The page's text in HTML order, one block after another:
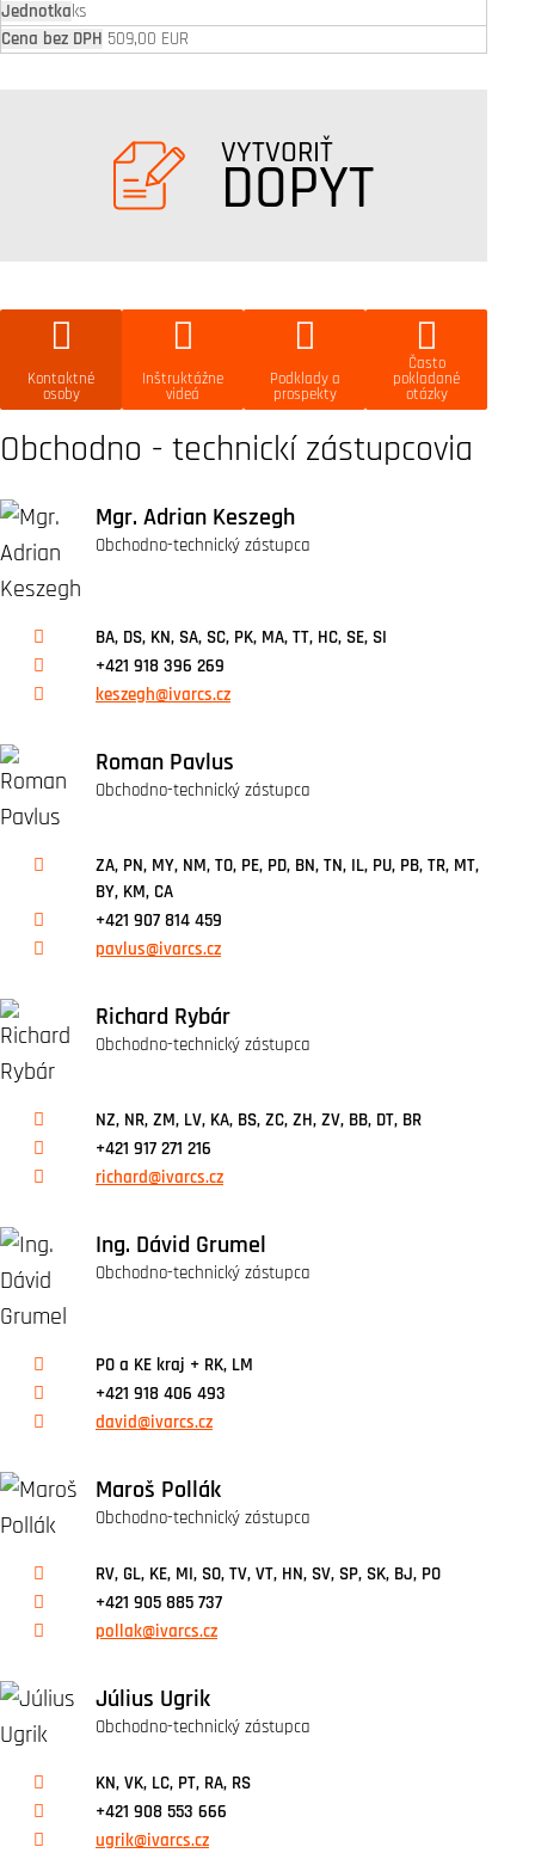
ks
509,00 EUR
VYTVORIŤ
DOPYT
Kontaktné
osoby
Inštruktážne
videá
Podklady a
prospekty
Často
pokladané
otázky
Obchodno - technickí zástupcovia
Mgr. Adrian Keszegh
Obchodno-technický zástupca
BA, DS, KN, SA, SC, PK, MA, TT, HC, SE, SI
+421 918 396 269
keszegh@ivarcs.cz
Roman Pavlus
Obchodno-technický zástupca
ZA, PN, MY, NM, TO, PE, PD, BN, TN, IL, PU, PB, TR, MT,
BY, KM, CA
+421 907 814 459
pavlus@ivarcs.cz
Richard Rybár
Obchodno-technický zástupca
NZ, NR, ZM, LV, KA, BS, ZC, ZH, ZV, BB, DT, BR
+421 917 271 216
richard@ivarcs.cz
Ing. Dávid Grumel
Obchodno-technický zástupca
PO a KE kraj + RK, LM
+421 918 406 493
david@ivarcs.cz
Maroš Pollák
Obchodno-technický zástupca
RV, GL, KE, MI, SO, TV, VT, HN, SV, SP, SK, BJ, PO
+421 905 885 737
pollak@ivarcs.cz
Július Ugrik
Obchodno-technický zástupca
KN, VK, LC, PT, RA, RS
+421 908 553 666
ugrik@ivarcs.cz